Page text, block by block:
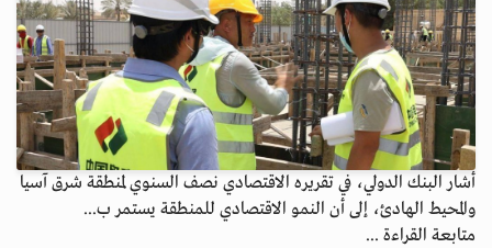
أشار البنك الدولي، في تقريره الاقتصادي نصف السنوي لمنطقة شرق آسيا
والمحيط الهادئ، إلى أن النمو الاقتصادي للمنطقة يستمر ب...
متابعة القراءة ...